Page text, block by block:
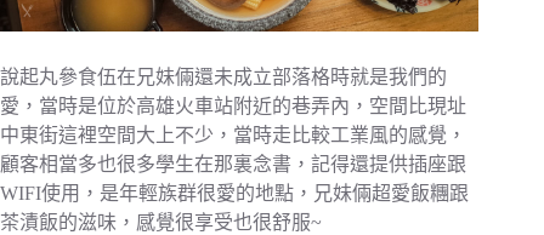
說起丸參食伍在兄妹倆還未成立部落格時就是我們的
愛，當時是位於高雄火車站附近的巷弄內，空間比現址
中東街這裡空間大上不少，當時走比較工業風的感覺，
顧客相當多也很多學生在那裏念書，記得還提供插座跟
WIFI使用，是年輕族群很愛的地點，兄妹倆超愛飯糰跟
茶漬飯的滋味，感覺很享受也很舒服~